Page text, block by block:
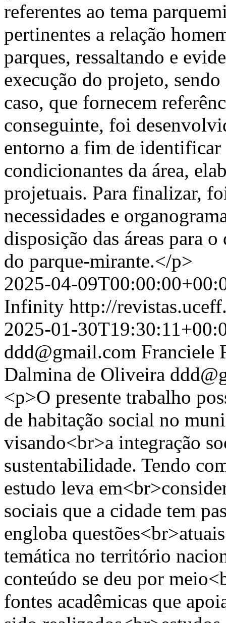
referentes ao tema
pertinentes a relação
parques, ressaltando e
execução do projeto,
caso, que fornecem
conseguinte, foi
entorno a fim de identificar
condicionantes da área,
projetuais. Para finalizar,
necessidades e
disposição das áreas para
do parque-mirante.</p>
2025-04-
Infinity http://
2025-01-
ddd@gmail.com Franciele
Dalmina de Oliveira
<p>O presente trabalho
de habitação social no
visando<br>a integração
sustentabilidade. Tendo
estudo leva
sociais que a cidade tem
engloba
temática no território
conteúdo se deu por
fontes acadêmicas que